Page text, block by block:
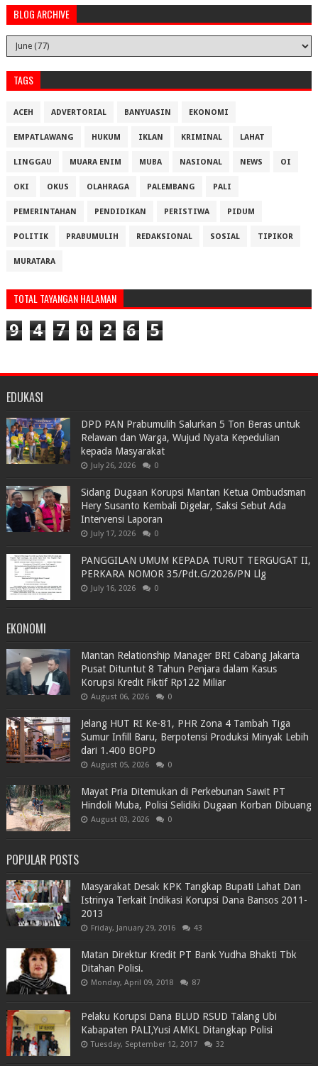
BLOG ARCHIVE
TAGS
ACEH ADVERTORIAL BANYUASIN EKONOMI
EMPATLAWANG HUKUM IKLAN KRIMINAL LAHAT
LINGGAU MUARA ENIM MUBA NASIONAL NEWS OI
OKI OKUS OLAHRAGA PALEMBANG PALI
PEMERINTAHAN PENDIDIKAN PERISTIWA PIDUM
POLITIK PRABUMULIH REDAKSIONAL SOSIAL TIPIKOR
MURATARA
TOTAL TAYANGAN HALAMAN
9 4 7 0 2 6 5
EDUKASI
DPD PAN Prabumulih Salurkan 5 Ton Beras untuk
Relawan dan Warga, Wujud Nyata Kepedulian
kepada Masyarakat
July 26, 2026 0
Sidang Dugaan Korupsi Mantan Ketua Ombudsman
Hery Susanto Kembali Digelar, Saksi Sebut Ada
Intervensi Laporan
July 17, 2026 0
PANGGILAN UMUM KEPADA TURUT TERGUGAT II,
PERKARA NOMOR 35/Pdt.G/2026/PN Llg
July 16, 2026 0
EKONOMI
Mantan Relationship Manager BRI Cabang Jakarta
Pusat Dituntut 8 Tahun Penjara dalam Kasus
Korupsi Kredit Fiktif Rp122 Miliar
August 06, 2026 0
Jelang HUT RI Ke-81, PHR Zona 4 Tambah Tiga
Sumur Infill Baru, Berpotensi Produksi Minyak Lebih
dari 1.400 BOPD
August 05, 2026 0
Mayat Pria Ditemukan di Perkebunan Sawit PT
Hindoli Muba, Polisi Selidiki Dugaan Korban Dibuang
August 03, 2026 0
POPULAR POSTS
Masyarakat Desak KPK Tangkap Bupati Lahat Dan
Istrinya Terkait Indikasi Korupsi Dana Bansos 2011-
2013
Friday, January 29, 2016 43
Matan Direktur Kredit PT Bank Yudha Bhakti Tbk
Ditahan Polisi.
Monday, April 09, 2018 87
Pelaku Korupsi Dana BLUD RSUD Talang Ubi
Kabapaten PALI,Yusi AMKL Ditangkap Polisi
Tuesday, September 12, 2017 32